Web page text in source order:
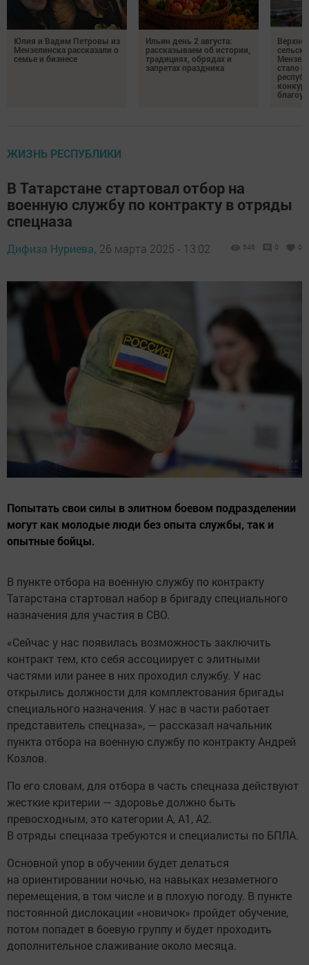
Юлия и Вадим Петровы из
Мензелинска рассказали о
семье и бизнесе
Ильин день 2 августа:
рассказываем об истории,
традициях, обрядах и
запретах праздника
стало
ЖИЗНЬ РЕСПУБЛИКИ
В Татарстане стартовал отбор на
военную службу по контракту в отряды
спецназа
Дифиза Нуриева, 26 марта 2025 - 13:02 546 0 0
Попытать свои силы в элитном боевом подразделении
могут как молодые люди без опыта службы, так и
опытные бойцы.
В пункте отбора на военную службу по контракту
Татарстана стартовал набор в бригаду специального
назначения для участия в СВО.
«Сейчас у нас появилась возможность заключить
контракт тем, кто себя ассоциирует с элитными
частями или ранее в них проходил службу. У нас
открылись должности для комплектования бригады
специального назначения. У нас в части работает
представитель спецназа», — рассказал начальник
пункта отбора на военную службу по контракту Андрей
Козлов.
По его словам, для отбора в часть спецназа действуют
жесткие критерии — здоровье должно быть
превосходным, это категории А, А1, А2.
В отряды спецназа требуются и специалисты по БПЛА.
Основной упор в обучении будет делаться
на ориентировании ночью, на навыках незаметного
перемещения, в том числе и в плохую погоду. В пункте
постоянной дислокации «новичок» пройдет обучение,
потом попадет в боевую группу и будет проходить
дополнительное слаживание около месяца.